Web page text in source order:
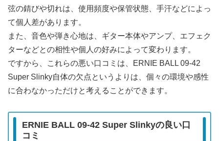
弦の錆びや切れは、使用頻度や保管状態、手汗などによっ
て個人差があります。
また、音色や弾き心地は、ギター本体やアンプ、エフェク
ターなどとの相性や個人の好みによって変わります。
ですから、これらの悪い口コミは、ERNIE BALL 09-42
Super Slinky自体の欠点というよりは、個々の環境や感性
に合わなかっただけと考えることができます。
ERNIE BALL 09-42 Super Slinkyの良い口
コミ